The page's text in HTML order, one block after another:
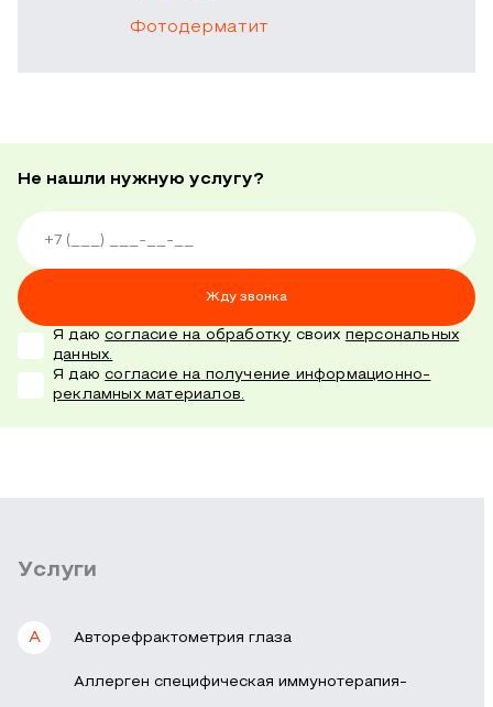
Фотодерматит
Не нашли нужную услугу?
Жду звонка
Я даюсогласие на обработку своих персональных
данных.
Я даюсогласие на получение информационно-
рекламных материалов.
Услуги
А Авторефрактометрия глаза
Аллерген специфическая иммунотерапия-